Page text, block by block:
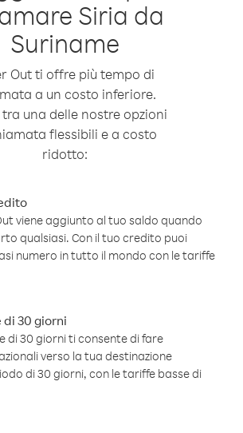
Siria da
Suriname
Out ti offre più tempo di
a un costo inferiore.
tra una delle nostre opzioni
flessibili e a costo
ridotto:
viene aggiunto al tuo saldo quando
qualsiasi. Con il tuo credito puoi
numero in tutto il mondo con le tariffe
30 giorni
di 30 giorni ti consente di fare
verso la tua destinazione
di 30 giorni, con le tariffe basse di